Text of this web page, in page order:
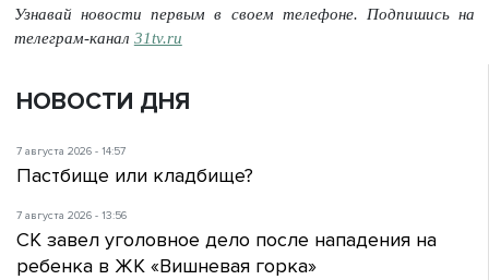
Узнавай новости первым в своем телефоне. Подпишись на
телеграм-канал 31tv.ru
НОВОСТИ ДНЯ
7 августа 2026 - 14:57
Пастбище или кладбище?
7 августа 2026 - 13:56
СК завел уголовное дело после нападения на
ребенка в ЖК «Вишневая горка»